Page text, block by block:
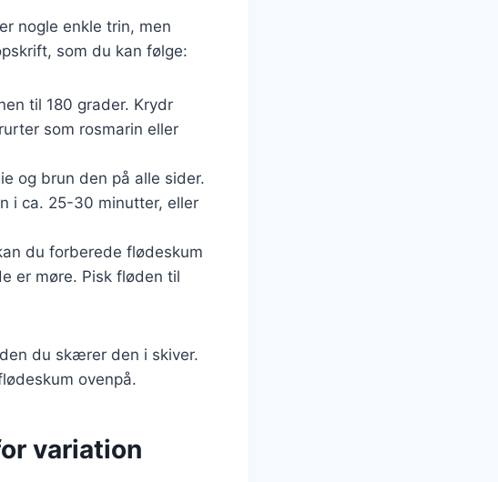
nogle enkle trin, men
som du kan følge:
til 180 grader. Krydr
som rosmarin eller
og brun den på alle sider.
i ca. 25-30 minutter, eller
du forberede flødeskum
er møre. Pisk fløden til
du skærer den i skiver.
ovenpå.
variation